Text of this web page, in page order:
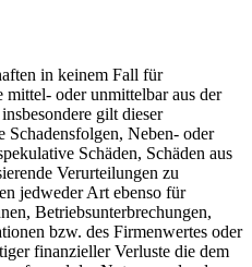
in keinem Fall für
oder unmittelbar aus der
gilt dieser
Schadensfolgen, Neben- oder
Schäden, Schäden aus
Verurteilungen zu
jedweder Art ebenso für
Betriebsunterbrechungen,
bzw. des Firmenwertes oder
finanzieller Verluste die dem